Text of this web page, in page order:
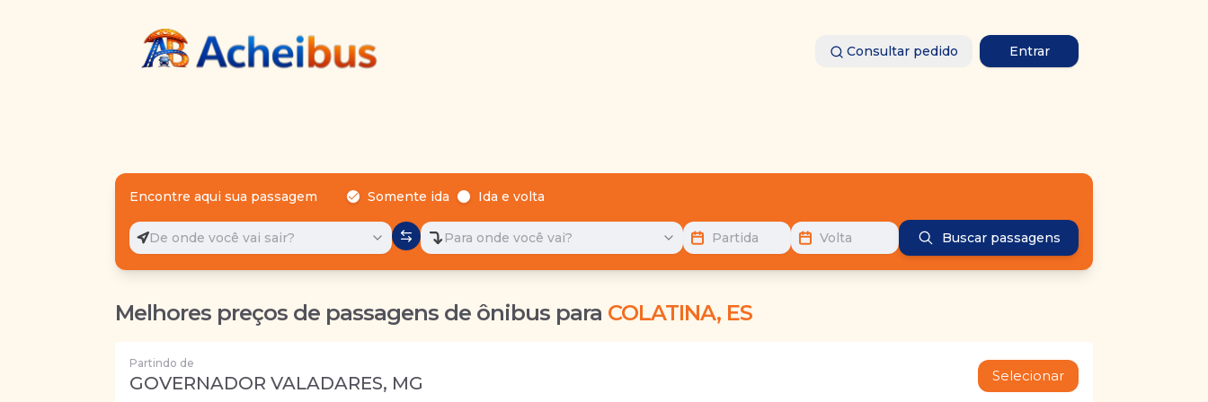
Consultar pedido Entrar
Encontre aqui sua passagem Somente ida Ida e volta
De onde você vai sair? Para onde você vai? Partida Volta Buscar passagens
Melhores preços de passagens de ônibus para COLATINA, ES
Partindo de
GOVERNADOR VALADARES, MG Selecionar